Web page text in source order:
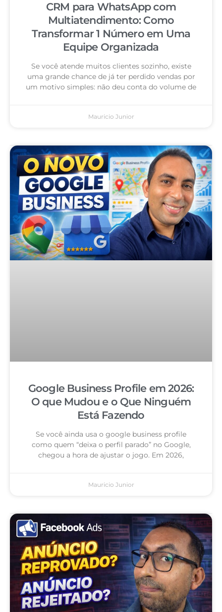
CRM para WhatsApp com
Multiatendimento: Como
Transformar 1 Número em Uma
Equipe Organizada
Se você atende muitos clientes sozinho, existe
uma grande chance de já ter perdido vendas por
um motivo simples: não deu conta do volume de
Mauricio Junior
Google Business Profile em 2026:
O que Mudou e o Que Ninguém
Está Fazendo
Se você ainda usa o google business profile
como quem “deixa o perfil parado” no Google,
chegou a hora de ajustar o jogo. Em 2026,
Mauricio Junior